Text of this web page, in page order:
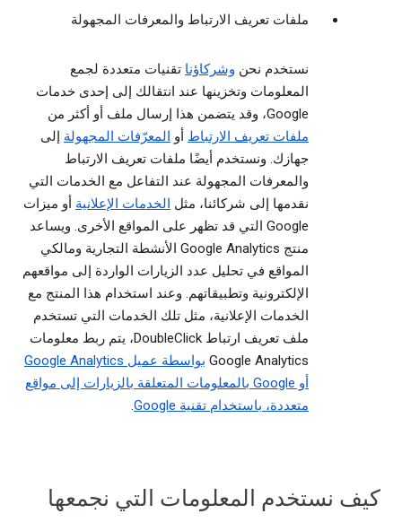
ملفات تعريف الارتباط والمعرفات المجهولة
نستخدم نحن وشركاؤنا تقنيات متعددة لجمع
المعلومات وتخزينها عند انتقالك إلى إحدى خدمات
Google، وقد يتضمن هذا إرسال ملف أو أكثر من
ملفات تعريف الارتباط أو المعرّفات المجهولة إلى
جهازك. ونستخدم أيضًا ملفات تعريف الارتباط
والمعرفات المجهولة عند التفاعل مع الخدمات التي
نقدمها إلى شركائنا، مثل الخدمات الإعلانية أو ميزات
Google التي قد تظهر على المواقع الأخرى. ويساعد
منتج Google Analytics الأنشطة التجارية ومالكي
المواقع في تحليل عدد الزيارات الواردة إلى مواقعهم
الإلكترونية وتطبيقاتهم. وعند استخدام هذا المنتج مع
الخدمات الإعلانية، مثل تلك الخدمات التي تستخدم
ملف تعريف ارتباط DoubleClick، يتم ربط معلومات
Google Analytics
بواسطة عميل Google Analytics
أو Google بالمعلومات المتعلقة بالزيارات إلى مواقع
متعددة، باستخدام تقنية Google
.
كيف نستخدم المعلومات التي نجمعها